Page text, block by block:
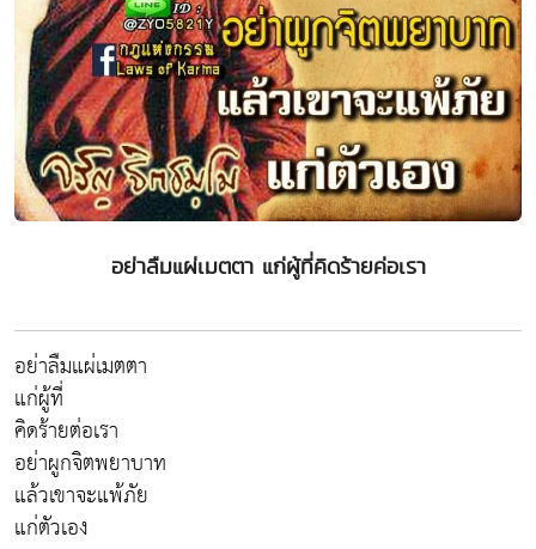
อย่าลืมแผ่เมตตา แก่ผู้ที่คิดร้ายค่อเรา
อย่าลืมแผ่เมตตา
แก่ผู้ที่
คิดร้ายต่อเรา
อย่าผูกจิตพยาบาท
แล้วเขาจะแพ้ภัย
แก่ตัวเอง